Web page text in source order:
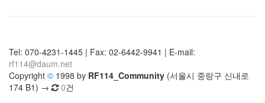
Tel: 070-4231-1445 | Fax: 02-6442-9941 | E-mail:
rf114@daum.net
Copyright © 1998 by RF114_Community (서울시 중랑구 신내로
174 B1) →
0건